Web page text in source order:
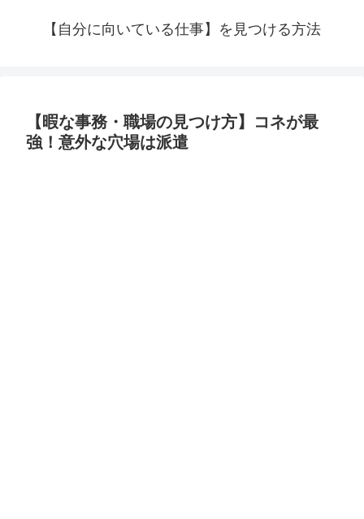
【自分に向いている仕事】を見つける方法
【暇な事務・職場の見つけ方】コネが最
強！意外な穴場は派遣